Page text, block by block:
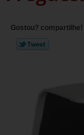
Gostou? compartilhe!